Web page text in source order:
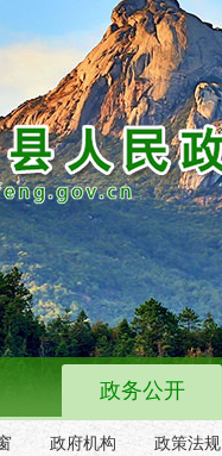
政务公开
政府机构 政策法规